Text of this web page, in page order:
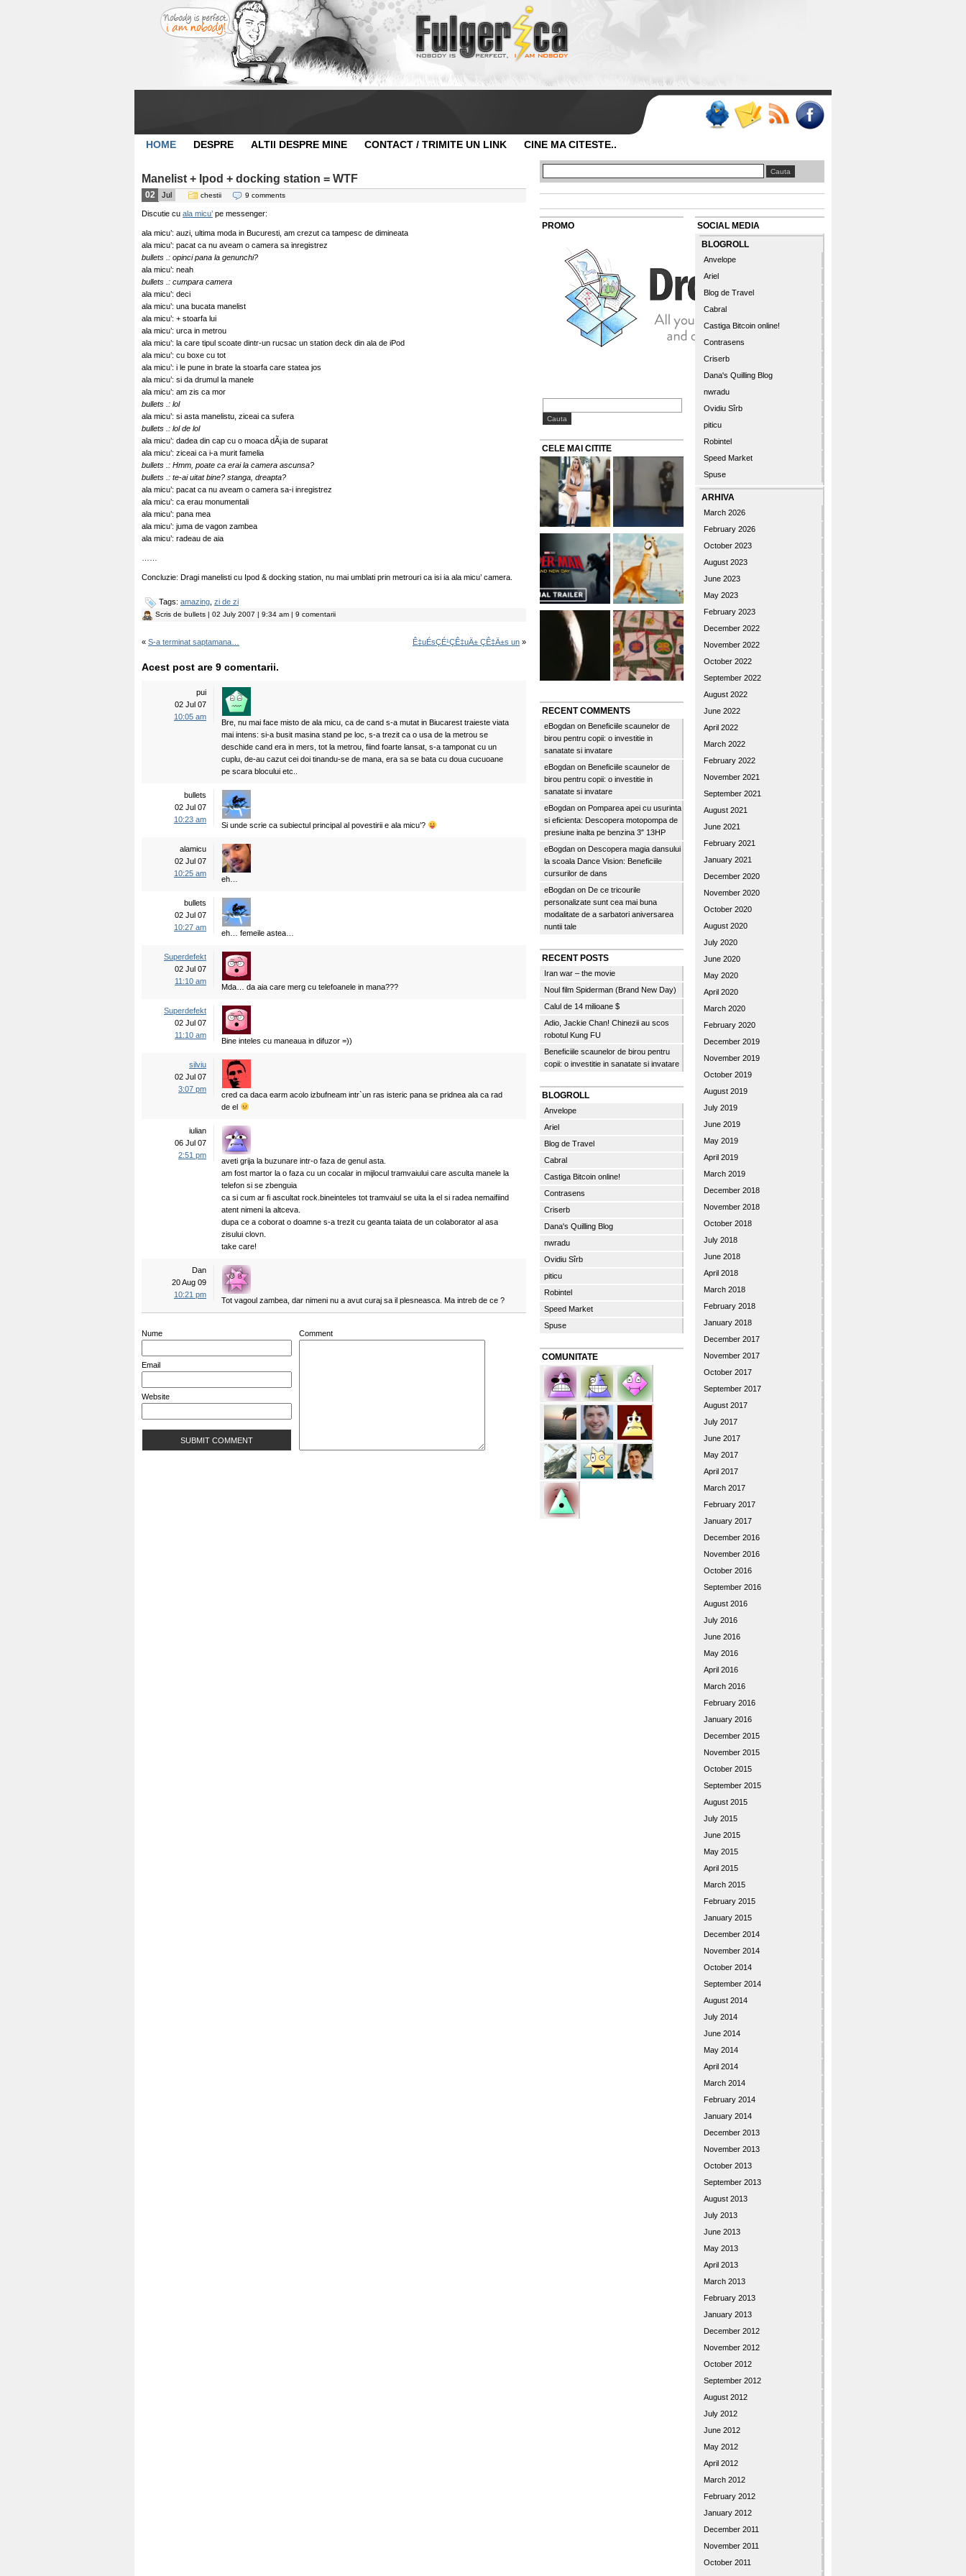
HOME DESPRE ALTII DESPRE MINE CONTACT / TRIMITE UN LINK CINE MA CITESTE..
Manelist + Ipod + docking station = WTF
02 Jul chestii 9 comments
Discutie cu ala micu’ pe messenger:
ala micu’: auzi, ultima moda in Bucuresti, am crezut ca tampesc de dimineata
ala micu’: pacat ca nu aveam o camera sa inregistrez
bullets .: opinci pana la genunchi?
ala micu’: neah
bullets .: cumpara camera
ala micu’: deci
ala micu’: una bucata manelist
ala micu’: + stoarfa lui
ala micu’: urca in metrou
ala micu’: la care tipul scoate dintr-un rucsac un station deck din ala de iPod
ala micu’: cu boxe cu tot
ala micu’: i le pune in brate la stoarfa care statea jos
ala micu’: si da drumul la manele
ala micu’: am zis ca mor
bullets .: lol
ala micu’: si asta manelistu, ziceai ca sufera
bullets .: lol de lol
ala micu’: dadea din cap cu o moaca dÃ¡ia de suparat
ala micu’: ziceai ca i-a murit famelia
bullets .: Hmm, poate ca erai la camera ascunsa?
bullets .: te-ai uitat bine? stanga, dreapta?
ala micu’: pacat ca nu aveam o camera sa-i inregistrez
ala micu’: ca erau monumentali
ala micu’: pana mea
ala micu’: juma de vagon zambea
ala micu’: radeau de aia
Concluzie: Dragi manelisti cu Ipod & docking station, nu mai umblati prin metrouri ca isi ia ala micu’ camera.
Tags: amazing zi de zi
Scris de bullets | 02 July 2007 | 9:34 am | 9 comentarii
« S-a terminat saptamana… Ê‡uÉsÇÉ¹ÇÊ‡uÄ± ÇÊ‡Ä±s un »
Acest post are 9 comentarii.
pui
02 Jul 07
10:05 am
Bre, nu mai face misto de ala micu, ca de cand s-a mutat in Biucarest traieste viata
mai intens: si-a busit masina stand pe loc, s-a trezit ca o usa de la metrou se
deschide cand era in mers, tot la metrou, fiind foarte lansat, s-a tamponat cu un
cuplu, de-au cazut cei doi tinandu-se de mana, era sa se bata cu doua cucuoane
pe scara blocului etc..
bullets
02 Jul 07
10:23 am
Si unde scrie ca subiectul principal al povestirii e ala micu’?
alamicu
02 Jul 07
10:25 am
eh…
bullets
02 Jul 07
10:27 am
eh… femeile astea…
Superdefekt
02 Jul 07
11:10 am
Mda… da aia care merg cu telefoanele in mana???
Superdefekt
02 Jul 07
11:10 am
Bine inteles cu maneaua in difuzor =))
silviu
02 Jul 07
3:07 pm
cred ca daca earm acolo izbufneam intr`un ras isteric pana se pridnea ala ca rad
de el
iulian
06 Jul 07
2:51 pm
aveti grija la buzunare intr-o faza de genul asta.
am fost martor la o faza cu un cocalar in mijlocul tramvaiului care asculta manele la
telefon si se zbenguia
ca si cum ar fi ascultat rock.bineinteles tot tramvaiul se uita la el si radea nemaifiind
atent nimeni la altceva.
dupa ce a coborat o doamne s-a trezit cu geanta taiata de un colaborator al asa
zisului clovn.
take care!
Dan
20 Aug 09
10:21 pm
Tot vagoul zambea, dar nimeni nu a avut curaj sa il plesneasca. Ma intreb de ce ?
Nume
Email
Website
Comment
PROMO
CELE MAI CITITE
RECENT COMMENTS
eBogdan on Beneficiile scaunelor de
birou pentru copii: o investitie in
sanatate si invatare
eBogdan on Beneficiile scaunelor de
birou pentru copii: o investitie in
sanatate si invatare
eBogdan on Pomparea apei cu usurinta
si eficienta: Descopera motopompa de
presiune inalta pe benzina 3″ 13HP
eBogdan on Descopera magia dansului
la scoala Dance Vision: Beneficiile
cursurilor de dans
eBogdan on De ce tricourile
personalizate sunt cea mai buna
modalitate de a sarbatori aniversarea
nuntii tale
RECENT POSTS
Iran war – the movie
Noul film Spiderman (Brand New Day)
Calul de 14 milioane $
Adio, Jackie Chan! Chinezii au scos
robotul Kung FU
Beneficiile scaunelor de birou pentru
copii: o investitie in sanatate si invatare
BLOGROLL
Anvelope
Ariel
Blog de Travel
Cabral
Castiga Bitcoin online!
Contrasens
Criserb
Dana's Quilling Blog
nwradu
Ovidiu Sîrb
piticu
Robintel
Speed Market
Spuse
COMUNITATE
SOCIAL MEDIA
BLOGROLL
Anvelope
Ariel
Blog de Travel
Cabral
Castiga Bitcoin online!
Contrasens
Criserb
Dana's Quilling Blog
nwradu
Ovidiu Sîrb
piticu
Robintel
Speed Market
Spuse
ARHIVA
March 2026
February 2026
October 2023
August 2023
June 2023
May 2023
February 2023
December 2022
November 2022
October 2022
September 2022
August 2022
June 2022
April 2022
March 2022
February 2022
November 2021
September 2021
August 2021
June 2021
February 2021
January 2021
December 2020
November 2020
October 2020
August 2020
July 2020
June 2020
May 2020
April 2020
March 2020
February 2020
December 2019
November 2019
October 2019
August 2019
July 2019
June 2019
May 2019
April 2019
March 2019
December 2018
November 2018
October 2018
July 2018
June 2018
April 2018
March 2018
February 2018
January 2018
December 2017
November 2017
October 2017
September 2017
August 2017
July 2017
June 2017
May 2017
April 2017
March 2017
February 2017
January 2017
December 2016
November 2016
October 2016
September 2016
August 2016
July 2016
June 2016
May 2016
April 2016
March 2016
February 2016
January 2016
December 2015
November 2015
October 2015
September 2015
August 2015
July 2015
June 2015
May 2015
April 2015
March 2015
February 2015
January 2015
December 2014
November 2014
October 2014
September 2014
August 2014
July 2014
June 2014
May 2014
April 2014
March 2014
February 2014
January 2014
December 2013
November 2013
October 2013
September 2013
August 2013
July 2013
June 2013
May 2013
April 2013
March 2013
February 2013
January 2013
December 2012
November 2012
October 2012
September 2012
August 2012
July 2012
June 2012
May 2012
April 2012
March 2012
February 2012
January 2012
December 2011
November 2011
October 2011